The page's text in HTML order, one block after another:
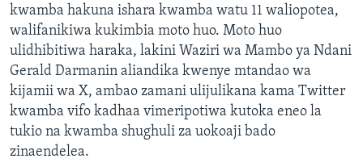
kwamba hakuna ishara kwamba watu 11 waliopotea,
walifanikiwa kukimbia moto huo. Moto huo
ulidhibitiwa haraka, lakini Waziri wa Mambo ya Ndani
Gerald Darmanin aliandika kwenye mtandao wa
kijamii wa X, ambao zamani ulijulikana kama Twitter
kwamba vifo kadhaa vimeripotiwa kutoka eneo la
tukio na kwamba shughuli za uokoaji bado
zinaendelea.